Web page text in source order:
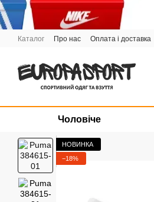
Перейти до основного контенту
Каталог Про нас Оплата і доставка
Чоловіче
НОВИНКА
−18%